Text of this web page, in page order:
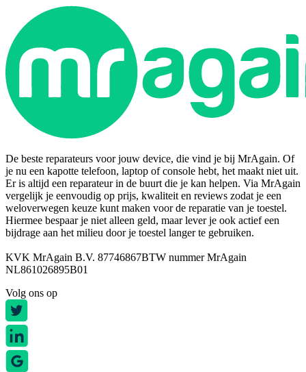
De beste reparateurs voor jouw device, die vind je bij MrAgain. Of
je nu een kapotte telefoon, laptop of console hebt, het maakt niet uit.
Er is altijd een reparateur in de buurt die je kan helpen. Via MrAgain
vergelijk je eenvoudig op prijs, kwaliteit en reviews zodat je een
weloverwegen keuze kunt maken voor de reparatie van je toestel.
Hiermee bespaar je niet alleen geld, maar lever je ook actief een
bijdrage aan het milieu door je toestel langer te gebruiken.
KVK MrAgain B.V. 87746867BTW nummer MrAgain
NL861026895B01
Volg ons op